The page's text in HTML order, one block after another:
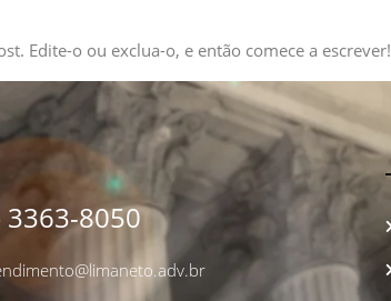
Edite-o ou exclua-o, e então comece a escrever!
3363-8050